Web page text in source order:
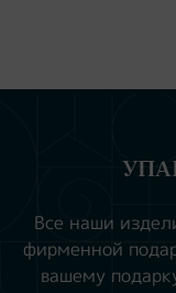
Все наши
фирменной
вашему